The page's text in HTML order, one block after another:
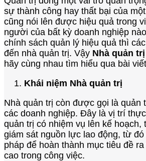
sự thành công hay thất bại của
cũng nói lên được hiệu quả trong
người của bất kỳ doanh nghiệp
chính sách quản lý hiệu quả thì
đến nhà quản trị. Vậy Nhà quản
hãy cùng nhau tìm hiểu qua bài
Khái niệm Nhà quản trị
Nhà quản trị còn được gọi là quản
các doanh nghiệp. Đây là vị trí
quản trị có nhiệm vụ lên kế hoạch,
giám sát nguồn lực lao động, từ đó
pháp để hoàn thành mục tiêu đề
cao trong công việc.